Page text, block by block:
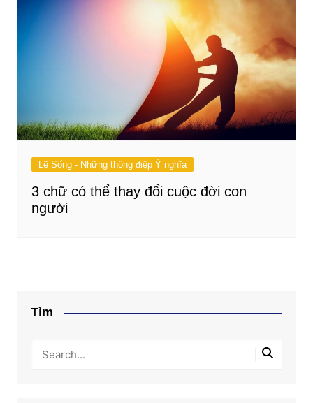
Lẽ Sống - Những thông điệp Ý nghĩa
3 chữ có thể thay đổi cuộc đời con
người
Tìm